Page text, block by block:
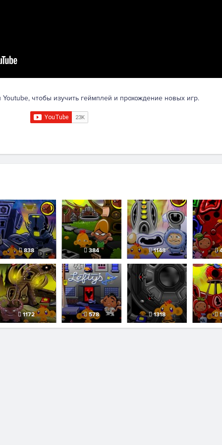
чтобы изучить геймплей и прохождение новых игр.
838 384 1148
1172 578 1318